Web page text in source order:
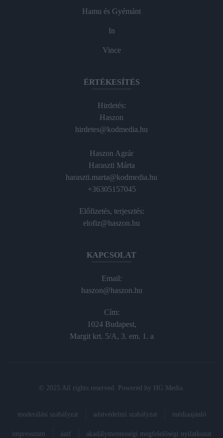
Hamu és Gyémánt
In
Vince
ÉRTÉKESÍTÉS
Hirdetés:
Haszon
hirdetes@kodmedia.hu
Haszon Agrár
Haraszti Márta
haraszti.marta@kodmedia.hu
+36305157045
Előfizetés, terjesztés:
elofiz@haszon.hu
KAPCSOLAT
Email:
haszon@haszon.hu
Cím:
1024 Budapest,
Margit krt. 5/A, 3. em. 1. a
© 2025 All rights reserved. Powered by HG Media
moderálási szabályzat adatvédelmi szabályzat médiaajánló
impresszum ászf akadálymentességi megfelelőségi nyilatkozat